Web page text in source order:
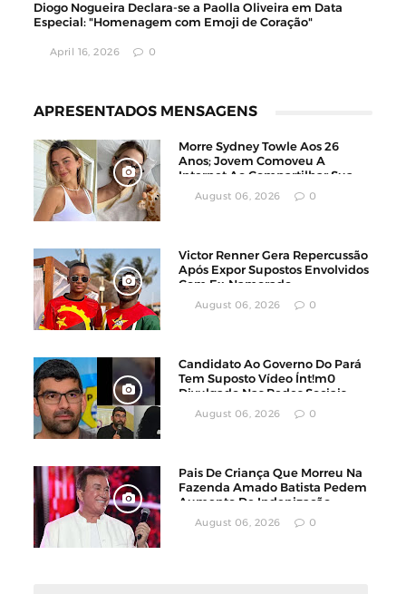
Diogo Nogueira Declara-se a Paolla Oliveira em Data
Especial: "Homenagem com Emoji de Coração"
April 16, 2026 0
APRESENTADOS MENSAGENS
Morre Sydney Towle Aos 26
Anos; Jovem Comoveu A
Internet Ao Compartilhar Sua
Luta Contra O Câncer
August 06, 2026 0
Victor Renner Gera Repercussão
Após Expor Supostos Envolvidos
Com Ex-Namorado
August 06, 2026 0
Candidato Ao Governo Do Pará
Tem Suposto Vídeo Ínt!m0
Divulgado Nas Redes Sociais
August 06, 2026 0
Pais De Criança Que Morreu Na
Fazenda Amado Batista Pedem
Aumento De Indenização
August 06, 2026 0